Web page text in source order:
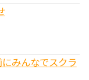
みんなでスクラ